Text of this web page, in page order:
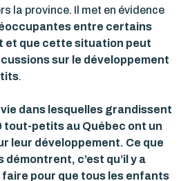
la province. Il met en évidence
entre certains
et que cette situation peut
sur le développement
.
dans lesquelles grandissent
tout-petits au Québec ont un
leur développement. Ce que
démontrent, c’est qu’il y a
pour que tous les enfants